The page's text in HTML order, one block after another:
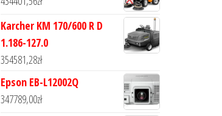
Karcher KM 170/600 R D
1.186-127.0
354581,28zł
Epson EB-L12002Q
347789,00zł